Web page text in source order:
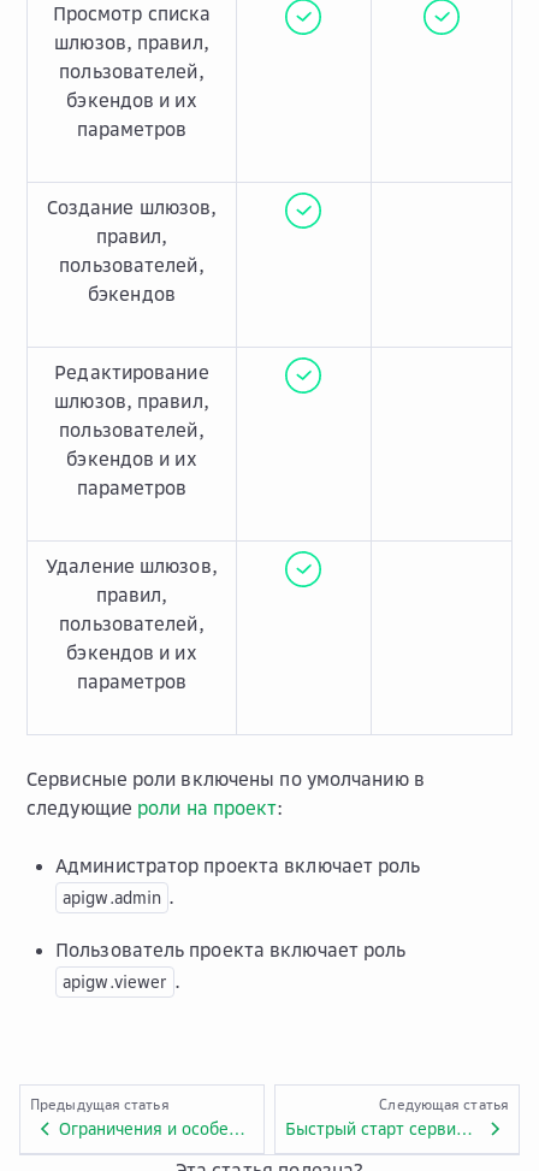
Просмотр списка
шлюзов, правил,
пользователей,
бэкендов и их
параметров
Создание шлюзов,
правил,
пользователей,
бэкендов
Редактирование
шлюзов, правил,
пользователей,
бэкендов и их
параметров
Удаление шлюзов,
правил,
пользователей,
бэкендов и их
параметров
Сервисные роли включены по умолчанию в
следующие роли на проект:
Администратор проекта включает роль
apigw.admin .
Пользователь проекта включает роль
apigw.viewer .
Предыдущая статья
Ограничения и особенности сервиса API Gateway
Следующая статья
Быстрый старт сервиса API Gateway